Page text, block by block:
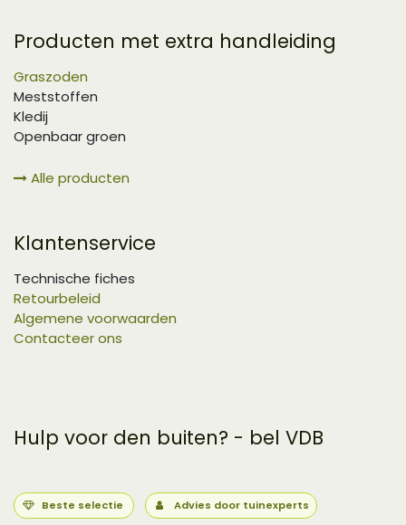
Producten met extra handleiding
Graszoden
Meststoffen
Kledij
Openbaar groen
Alle producten
Klantenservice
Technische fiches
Retourbeleid
Algemene voorwaarden
Contacteer ons
Hulp voor den buiten? - bel VDB
Beste selectie Advies door tuinexperts